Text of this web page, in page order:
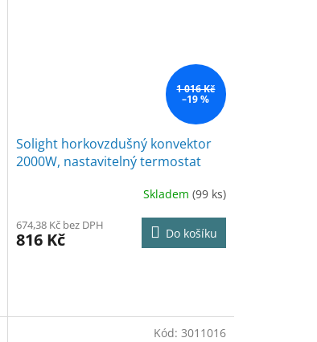
1 016 Kč
–19 %
Solight horkovzdušný konvektor
2000W, nastavitelný termostat
Skladem (99 ks)
674,38 Kč bez DPH
816 Kč Do košíku
Kód: 3011016